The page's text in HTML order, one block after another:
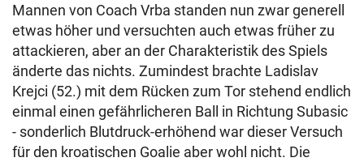
Mannen von Coach Vrba standen nun zwar generell
etwas höher und versuchten auch etwas früher zu
attackieren, aber an der Charakteristik des Spiels
änderte das nichts. Zumindest brachte Ladislav
Krejci (52.) mit dem Rücken zum Tor stehend endlich
einmal einen gefährlicheren Ball in Richtung Subasic
- sonderlich Blutdruck-erhöhend war dieser Versuch
für den kroatischen Goalie aber wohl nicht. Die